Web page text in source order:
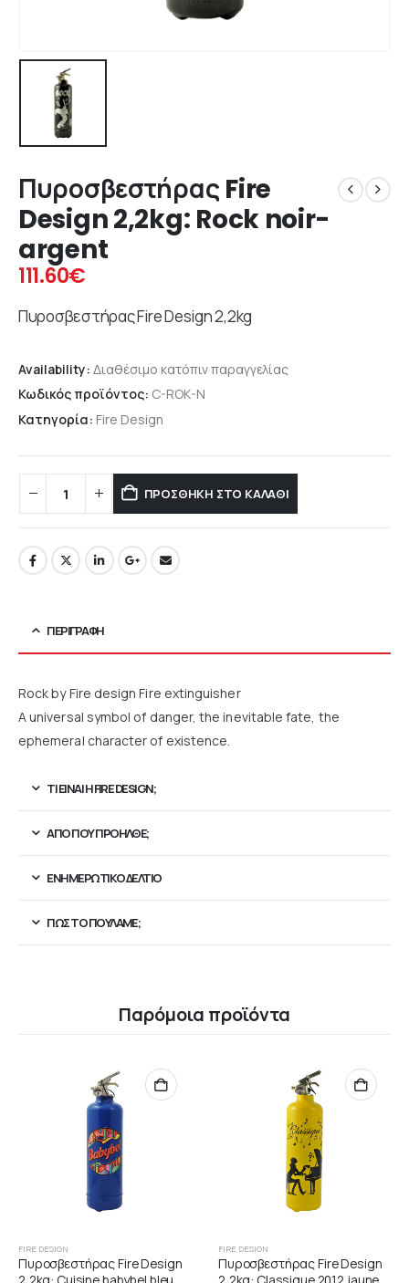
Πυροσβεστήρας Fire
Design 2,2kg: Rock noir-
argent
111.60€
Πυροσβεστήρας Fire Design 2,2kg
Availability: Διαθέσιμο κατόπιν παραγγελίας
Κωδικός προϊόντος: C-ROK-N
Κατηγορία: Fire Design
ΠΡΟΣΘΉΚΗ ΣΤΟ ΚΑΛΆΘΙ
ΠΕΡΙΓΡΑΦΉ
Rock by Fire design Fire extinguisher
A universal symbol of danger, the inevitable fate, the
ephemeral character of existence.
ΤΙ ΕΊΝΑΙ Η FIRE DESIGN;
ΑΠΟ ΠΟΥ ΠΡΟΉΛΘΕ;
ΕΝΗΜΕΡΩΤΙΚΌ ΔΕΛΤΊΟ
ΠΏΣ ΤΟ ΠΟΥΛΆΜΕ;
Παρόμοια προϊόντα
FIRE DESIGN
Πυροσβεστήρας Fire Design
FIRE DESIGN
Πυροσβεστήρας Fire Design